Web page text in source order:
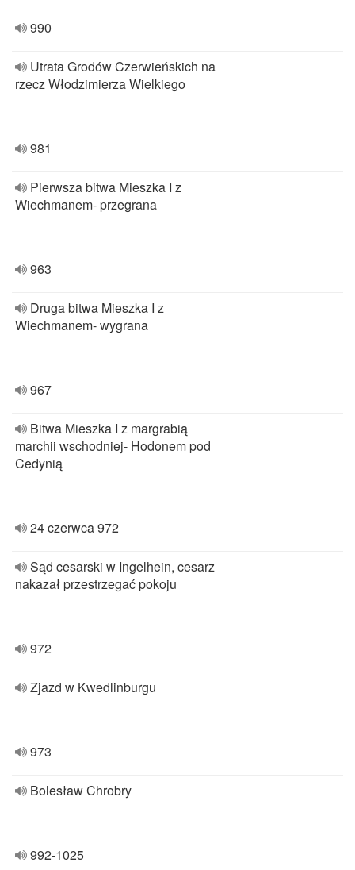
990
Utrata Grodów Czerwieńskich na
rzecz Włodzimierza Wielkiego
981
Pierwsza bitwa Mieszka I z
Wiechmanem- przegrana
963
Druga bitwa Mieszka I z
Wiechmanem- wygrana
967
Bitwa Mieszka I z margrabią
marchii wschodniej- Hodonem pod
Cedynią
24 czerwca 972
Sąd cesarski w Ingelhein, cesarz
nakazał przestrzegać pokoju
972
Zjazd w Kwedlinburgu
973
Bolesław Chrobry
992-1025